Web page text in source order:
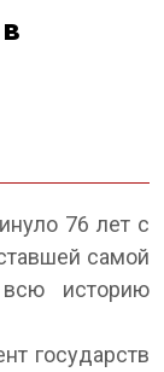
76 лет с
самой
историю
государств